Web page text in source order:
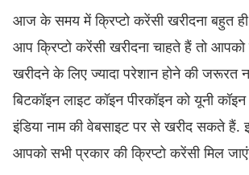
आज के समय में क्रिप्टो करेंसी खरीदना बहुत
आप क्रिप्टो करेंसी खरीदना चाहते हैं तो आपको
खरीदने के लिए ज्यादा परेशान होने की जरूरत
बिटकॉइन लाइट कॉइन पीरकॉइन को यूनी
इंडिया नाम की वेबसाइट पर से खरीद सकते हैं.
आपको सभी प्रकार की क्रिप्टो करेंसी मिल